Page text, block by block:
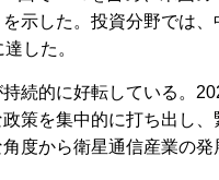
示した。投資分野では
した。
続的に好転している。
策を集中的に打ち出し
度から衛星通信産業の発